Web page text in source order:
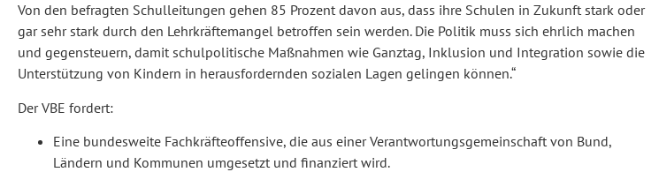
Von den befragten Schulleitungen gehen 85 Prozent davon aus, dass ihre Schulen in Zukunft stark oder
gar sehr stark durch den Lehrkräftemangel betroffen sein werden. Die Politik muss sich ehrlich machen
und gegensteuern, damit schulpolitische Maßnahmen wie Ganztag, Inklusion und Integration sowie die
Unterstützung von Kindern in herausfordernden sozialen Lagen gelingen können.“
Der VBE fordert:
Eine bundesweite Fachkräfteoffensive, die aus einer Verantwortungsgemeinschaft von Bund,
Ländern und Kommunen umgesetzt und finanziert wird.